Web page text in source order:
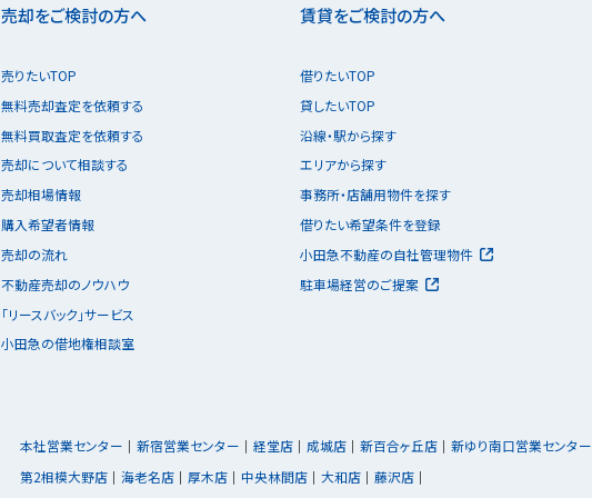
売却をご検討の方へ
売りたいTOP
無料売却査定を依頼する
無料買取査定を依頼する
売却について相談する
売却相場情報
購入希望者情報
売却の流れ
不動産売却のノウハウ
「リースバック」サービス
小田急の借地権相談室
賃貸をご検討の方へ
借りたいTOP
貸したいTOP
沿線・駅から探す
エリアから探す
事務所・店舗用物件を探す
借りたい希望条件を登録
小田急不動産の自社管理物件
駐車場経営のご提案
本社営業センター 新宿営業センター 経堂店 成城店 新百合ヶ丘店 新ゆり南口営業センター
第2相模大野店
海老名店 厚木店 中央林間店 大和店 藤沢店